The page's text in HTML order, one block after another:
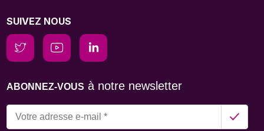
SUIVEZ NOUS
ABONNEZ-VOUS à notre newsletter